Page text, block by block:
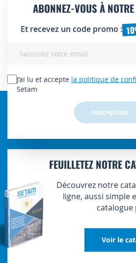
ABONNEZ-VOUS À NOTRE
Et recevez un code promo :
lettre
d’information
J’ai lu et accepte la politique de
Setam
Inscription
FEUILLETEZ NOTRE
Découvrez notre
ligne, aussi simple
catalogue
Voir le